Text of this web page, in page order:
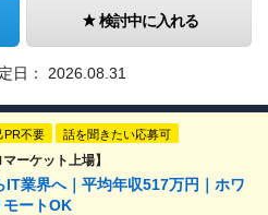
検討中に入れる
日： 2026.08.31
PR不要 話を聞きたい応募可
ーケット上場】
IT業界へ｜平均年収517万円｜ホワ
ートOK